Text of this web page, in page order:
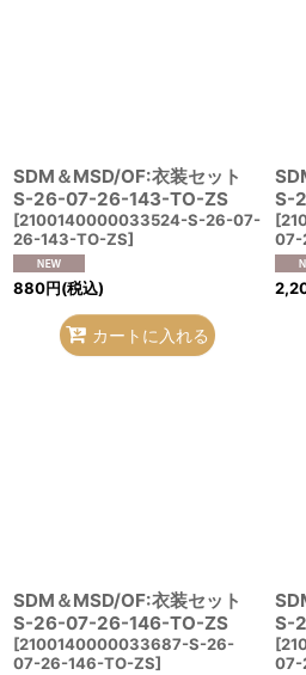
SDM＆MSD/OF:衣装セット
S-26-07-26-143-TO-ZS
[2100140000033524-S-26-07-
26-143-TO-ZS]
880円(税込)
カートに入れる
S-
[
07-
SDM＆MSD/OF:衣装セット
S-26-07-26-146-TO-ZS
[2100140000033687-S-26-
07-26-146-TO-ZS]
S-
[
07-